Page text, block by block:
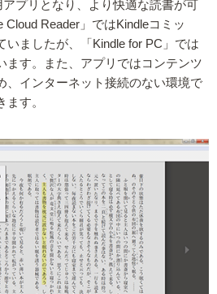
プリとなり、より快適な読書が可
Reader」ではKindleコミッ
いましたが、「Kindle for PC」では
ます。また、アプリではコンテンツ
、インターネット接続のない環境で
す。